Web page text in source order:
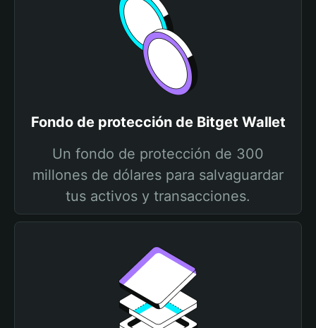
Fondo de protección de Bitget Wallet
Un fondo de protección de 300
millones de dólares para salvaguardar
tus activos y transacciones.